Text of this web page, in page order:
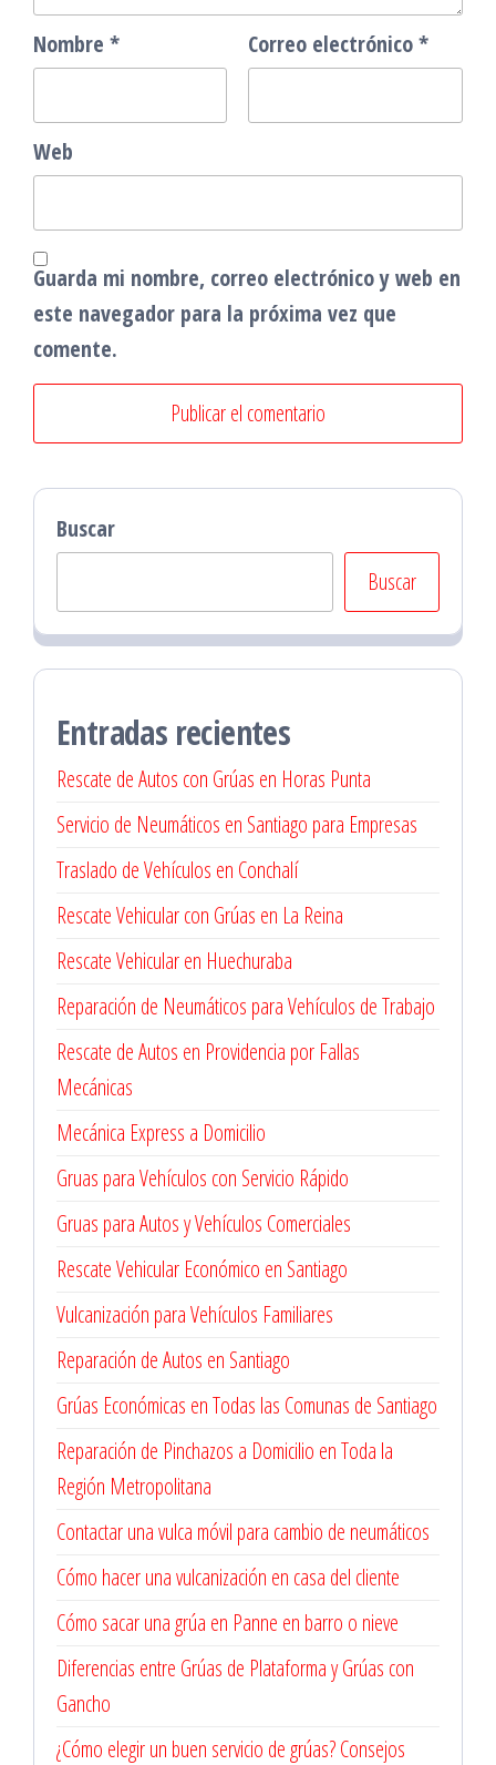
Nombre * Correo electrónico*
Web
Guarda mi nombre, correo electrónico y web en
este navegador para la próxima vez que
comente.
Buscar
Buscar
Entradas recientes
Rescate de Autos con Grúas en Horas Punta
Servicio de Neumáticos en Santiago para Empresas
Traslado de Vehículos en Conchalí
Rescate Vehicular con Grúas en La Reina
Rescate Vehicular en Huechuraba
Reparación de Neumáticos para Vehículos de Trabajo
Rescate de Autos en Providencia por Fallas
Mecánicas
Mecánica Express a Domicilio
Gruas para Vehículos con Servicio Rápido
Gruas para Autos y Vehículos Comerciales
Rescate Vehicular Económico en Santiago
Vulcanización para Vehículos Familiares
Reparación de Autos en Santiago
Grúas Económicas en Todas las Comunas de Santiago
Reparación de Pinchazos a Domicilio en Toda la
Región Metropolitana
Contactar una vulca móvil para cambio de neumáticos
Cómo hacer una vulcanización en casa del cliente
Cómo sacar una grúa en Panne en barro o nieve
Diferencias entre Grúas de Plataforma y Grúas con
Gancho
¿Cómo elegir un buen servicio de grúas? Consejos